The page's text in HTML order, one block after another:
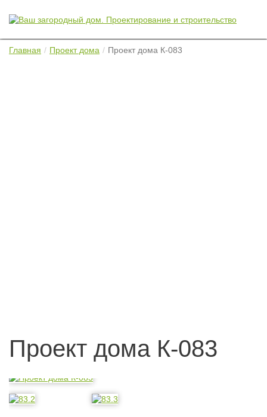
Главная Проект дома Проект дома К-083
Проект дома К-083